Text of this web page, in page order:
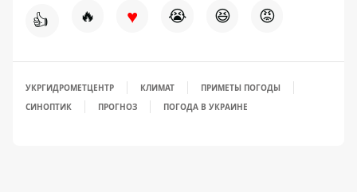
👍 🔥 ♥ 😭 😆 😡
УКРГИДРОМЕТЦЕНТР КЛИМАТ
ПРИМЕТЫ ПОГОДЫ
СИНОПТИК
ПРОГНОЗ ПОГОДА В УКРАИНЕ